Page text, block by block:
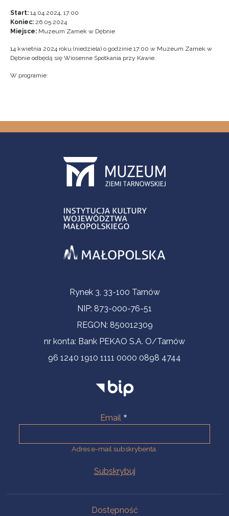
Start: 14.04.2024, 17:00
Koniec: 26.05.2024
Miejsce: Muzeum Zamek w Dębnie
14 kwietnia 2024 roku (niedziela) o godzinie 17:00 w Muzeum Zamek w
Dębnie odbędą się Wiosenne Spotkania przy Kawie.
W programie:
Informacje kontaktoweRynek 3, 33-100 Tarnów
NIP: 873-000-76-51
REGON: 850012309
nr konta: Bank PEKAO S.A. O/Tarnów
96 1240 1910 1111 0000 0898 4744
Email
Adres e-mail subskrybenta.
Dostępność